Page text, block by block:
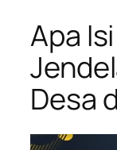
Apa
Desa